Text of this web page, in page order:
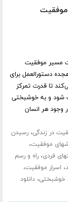
مسیر موفقیت
دستورالعمل برای
تا قدرت تمرکز
شود و به خوشبختی
وجود هر انسان
در زندگی،رسیدن
موفقیت،
فردی،راه و رسم
، اسرار موفقیت،
خوشبختی،دانلود